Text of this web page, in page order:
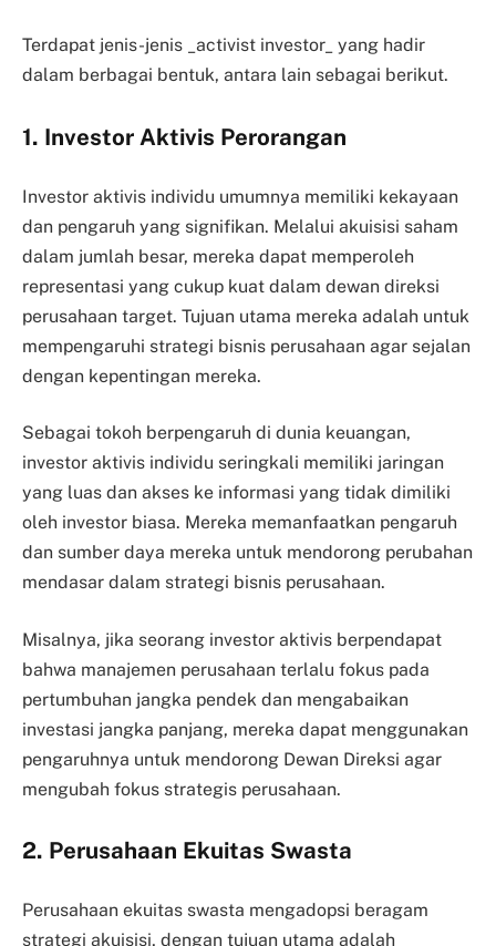
Terdapat jenis-jenis _activist investor_ yang hadir
dalam berbagai bentuk, antara lain sebagai berikut.
1. Investor Aktivis Perorangan
Investor aktivis individu umumnya memiliki kekayaan
dan pengaruh yang signifikan. Melalui akuisisi saham
dalam jumlah besar, mereka dapat memperoleh
representasi yang cukup kuat dalam dewan direksi
perusahaan target. Tujuan utama mereka adalah untuk
mempengaruhi strategi bisnis perusahaan agar sejalan
dengan kepentingan mereka.
Sebagai tokoh berpengaruh di dunia keuangan,
investor aktivis individu seringkali memiliki jaringan
yang luas dan akses ke informasi yang tidak dimiliki
oleh investor biasa. Mereka memanfaatkan pengaruh
dan sumber daya mereka untuk mendorong perubahan
mendasar dalam strategi bisnis perusahaan.
Misalnya, jika seorang investor aktivis berpendapat
bahwa manajemen perusahaan terlalu fokus pada
pertumbuhan jangka pendek dan mengabaikan
investasi jangka panjang, mereka dapat menggunakan
pengaruhnya untuk mendorong Dewan Direksi agar
mengubah fokus strategis perusahaan.
2. Perusahaan Ekuitas Swasta
Perusahaan ekuitas swasta mengadopsi beragam
strategi akuisisi, dengan tujuan utama adalah